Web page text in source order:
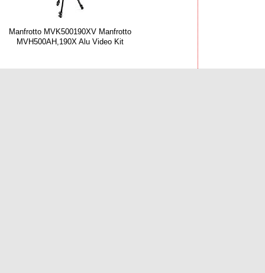
Manfrotto MVK500190XV Manfrotto
MVH500AH,190X Alu Video Kit